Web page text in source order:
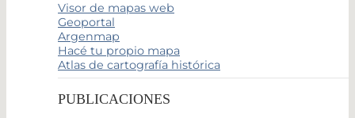
Visor de mapas web
Geoportal
Argenmap
Hacé tu propio mapa
Atlas de cartografía histórica
PUBLICACIONES